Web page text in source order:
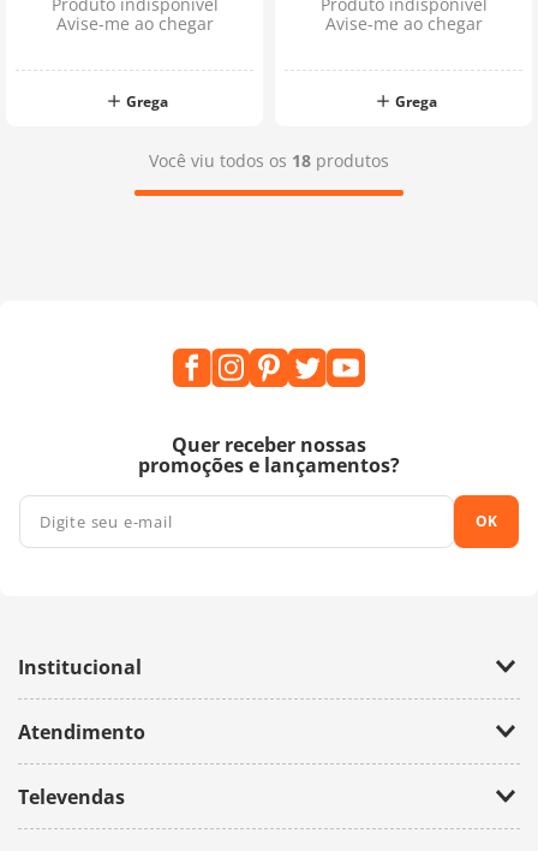
Avise-me ao chegar
Grega
Avise-me ao chegar
Grega
Você viu todos os 18 produtos
Quer receber nossas
promoções e lançamentos?
OK
Institucional
Trabalhe Conosco
Política de Privacidade
Atendimento
Televendas